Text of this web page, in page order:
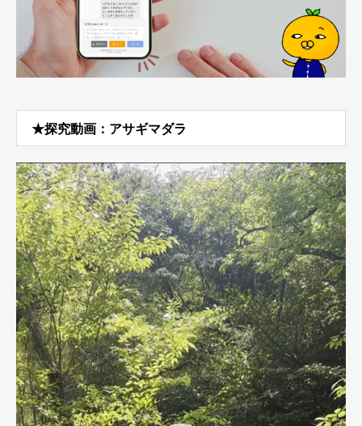
★探究動画：アサギマダラ
動
画
プ
レ
ー
ヤ
ー